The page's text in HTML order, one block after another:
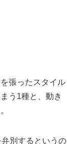
張ったスタイル
う1種と、動き
別するというの